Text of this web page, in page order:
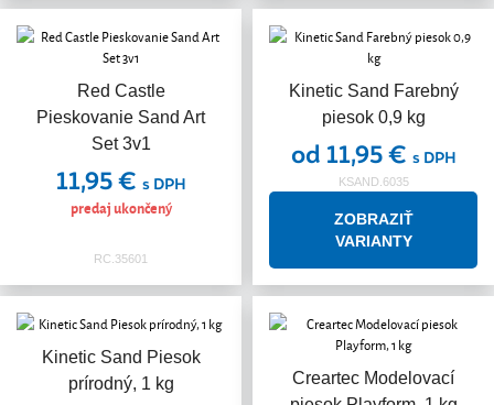
Red Castle
Pieskovanie Sand Art
Set 3v1
11,95 € s DPH
predaj ukončený
RC.35601
Kinetic Sand Farebný
piesok 0,9 kg
od 11,95 € s DPH
KSAND.6035
ZOBRAZIŤ
VARIANTY
Kinetic Sand Piesok
prírodný, 1 kg
Creartec Modelovací